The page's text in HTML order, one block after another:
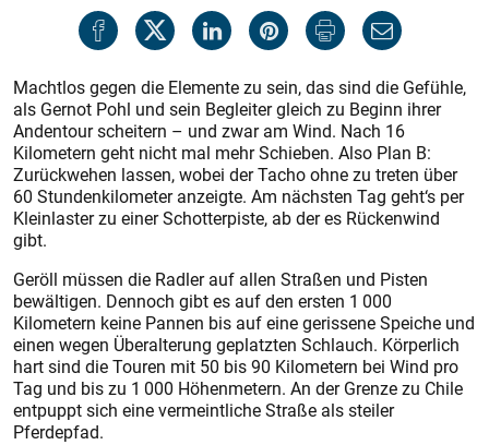
Machtlos gegen die Elemente zu sein, das sind die Gefühle,
als Gernot Pohl und sein Begleiter gleich zu Beginn ihrer
Andentour scheitern – und zwar am Wind. Nach 16
Kilometern geht nicht mal mehr Schieben. Also Plan B:
Zurückwehen lassen, wobei der Tacho ohne zu treten über
60 Stundenkilometer anzeigte. Am nächsten Tag geht‘s per
Kleinlaster zu einer Schotterpiste, ab der es Rückenwind
gibt.
Geröll müssen die Radler auf allen Straßen und Pisten
bewältigen. Dennoch gibt es auf den ersten 1 000
Kilometern keine Pannen bis auf eine gerissene Speiche und
einen wegen Überalterung geplatzten Schlauch. Körperlich
hart sind die Touren mit 50 bis 90 Kilometern bei Wind pro
Tag und bis zu 1 000 Höhenmetern. An der Grenze zu Chile
entpuppt sich eine vermeintliche Straße als steiler
Pferdepfad.